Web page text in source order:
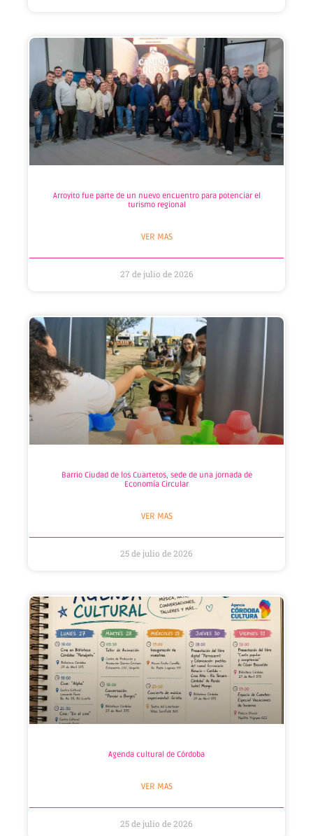
Arroyito fue parte de un nuevo encuentro para potenciar el
turismo regional
VER MAS
27 de julio de 2026
Barrio Ciudad de los Cuartetos, sede de una jornada de
Economía Circular
VER MAS
25 de julio de 2026
Agenda cultural de Córdoba
VER MAS
25 de julio de 2026